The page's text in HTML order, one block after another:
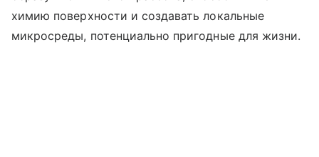
химию поверхности и создавать локальные
микросреды, потенциально пригодные для жизни.